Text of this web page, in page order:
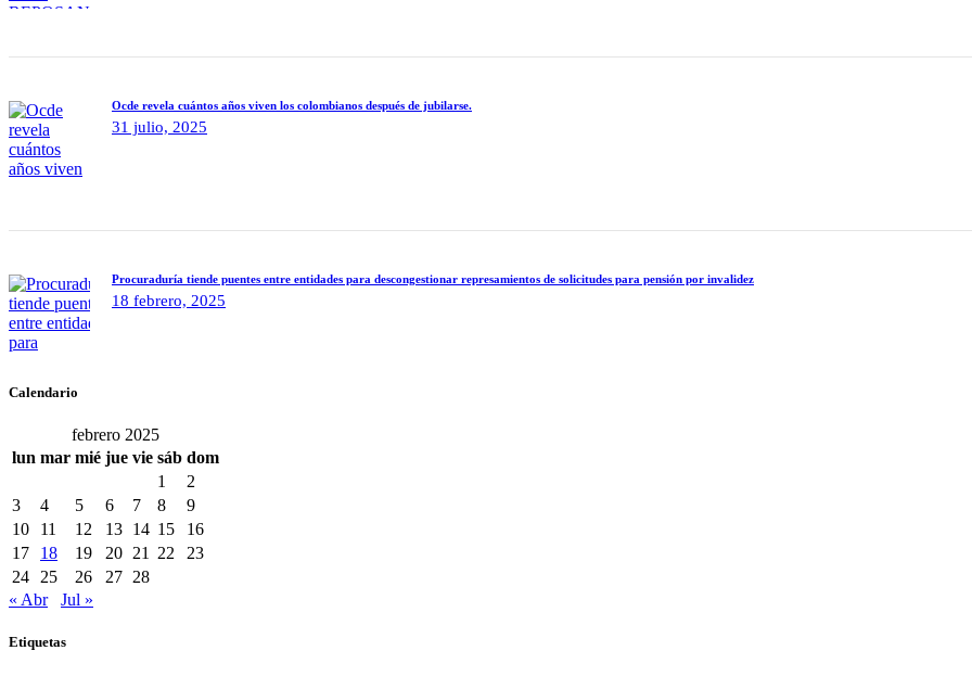
Ocde revela cuántos años viven los colombianos después de jubilarse.
31 julio, 2025
Procuraduría tiende puentes entre entidades para descongestionar represamientos de solicitudes para pensión por invalidez
18 febrero, 2025
Calendario
febrero 2025
lun mar mié jue vie sáb dom
1
2
3
4 5 6 7 8
9
10
11 12 13 14 15
16
17
18 19 20 21 22
23
24
25 26 27 28
« Abr
Jul »
Etiquetas